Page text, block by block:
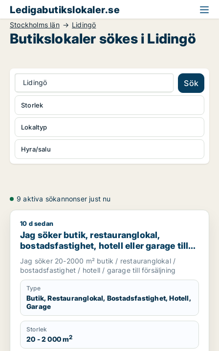
Ledigabutikslokaler.se
Stockholms län Lidingö
Butikslokaler sökes i Lidingö
Lidingö Sök
Lokaltyp
Hyra/salu
Storlek
9 aktiva sökannonser just nu
Jag söker butik, restauranglokal, bostadsfastighet, hotell
10 d sedan
Jag söker butik, restauranglokal,
bostadsfastighet, hotell eller garage till
salu i Stockholms län
Jag söker 20-2000 m² butik / restauranglokal /
bostadsfastighet / hotell / garage till försäljning
Type
Butik, Restauranglokal, Bostadsfastighet, Hotell,
Garage
Storlek
20 - 2 000 m2